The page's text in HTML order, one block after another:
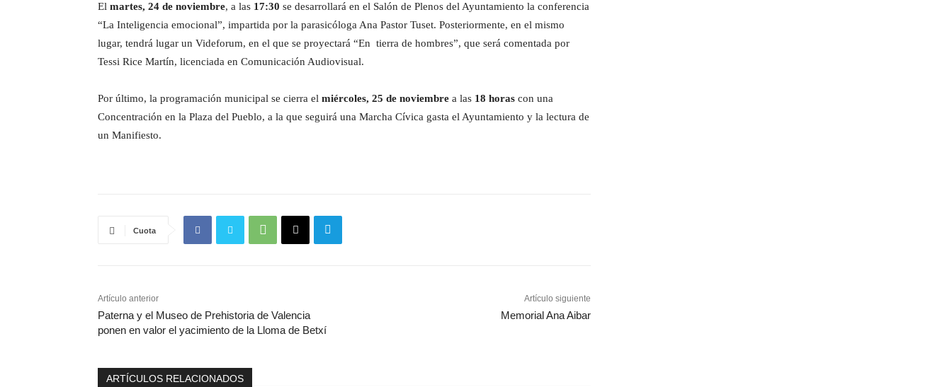
El martes, 24 de noviembre, a las 17:30 se desarrollará en el Salón de Plenos del Ayuntamiento la conferencia
“La Inteligencia emocional”, impartida por la parasicóloga Ana Pastor Tuset. Posteriormente, en el mismo
lugar, tendrá lugar un Videforum, en el que se proyectará “En tierra de hombres”, que será comentada por
Tessi Rice Martín, licenciada en Comunicación Audiovisual.
Por último, la programación municipal se cierra el miércoles, 25 de noviembre a las 18 horas con una
Concentración en la Plaza del Pueblo, a la que seguirá una Marcha Cívica gasta el Ayuntamiento y la lectura de
un Manifiesto.
Cuota
Artículo anterior
Paterna y el Museo de Prehistoria de Valencia
ponen en valor el yacimiento de la Lloma de Betxí
Artículo siguiente
Memorial Ana Aibar
ARTÍCULOS RELACIONADOS